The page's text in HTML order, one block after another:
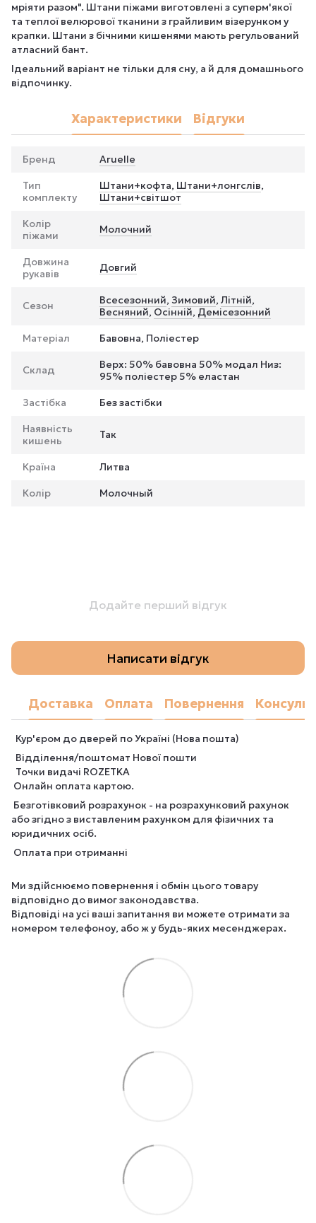
мріяти разом". Штани піжами виготовлені з суперм'якої
та теплої велюрової тканини з грайливим візерунком у
крапки. Штани з бічними кишенями мають регульований
атласний бант.
Ідеальний варіант не тільки для сну, а й для домашнього
відпочинку.
Характеристики Відгуки
Бренд Aruelle
Тип
комплекту
Штани+кофта, Штани+лонгслів,
Штани+світшот
Колір
піжами
Молочний
Довжина
рукавів
Довгий
Сезон Всесезонний, Зимовий, Літній,
Весняний, Осінній, Демісезонний
Матеріал Бавовна, Поліестер
Склад
Верх: 50% бавовна 50% модал Низ:
95% поліестер 5% еластан
Застібка Без застібки
Наявність
кишень
Так
Країна Литва
Колір Молочный
Додайте перший відгук
Написати відгук
Доставка Оплата Повернення
Кур'єром до дверей по Україні (Нова пошта)
Відділення/поштомат Нової пошти
Точки видачі ROZETKA
Онлайн оплата картою.
Безготівковий розрахунок - на розрахунковий рахунок
або згідно з виставленим рахунком для фізичних та
юридичних осіб.
Оплата при отриманні
Ми здійснюємо повернення і обмін цього товару
відповідно до вимог законодавства.
Відповіді на усі ваші запитання ви можете отримати за
номером телефоноу, або ж у будь-яких месенджерах.